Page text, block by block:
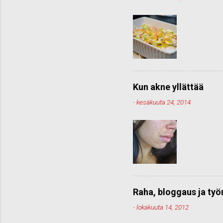
Kun akne yllättää
-kesäkuuta 24, 2014
Raha, bloggaus ja
-lokakuuta 14, 2012